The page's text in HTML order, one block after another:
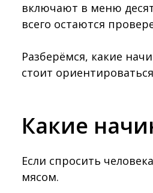
включают в меню
всего остаются
Разберёмся, какие
стоит
Какие
Если спросить
мясом.